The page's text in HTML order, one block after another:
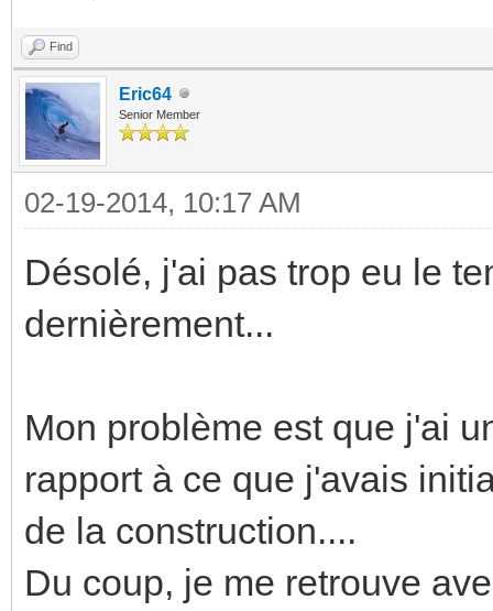
Find
Eric64
Senior Member
02-19-2014, 10:17 AM
Désolé, j'ai pas trop eu le
dernièrement...
Mon problème est que j'ai
rapport à ce que j'avais
de la construction....
Du coup, je me retrouve